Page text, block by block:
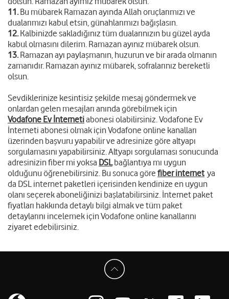
11.Bu mübarek Ramazan ayında Allah oruçlarımızı ve
dualarımızı kabul etsin, günahlarımızı bağışlasın.
12.Kalbinizde sakladığınız tüm dualarınızın bu güzel ayda
kabul olmasını dilerim. Ramazan ayınız mübarek olsun.
13.Ramazan ayı paylaşmanın, huzurun ve bir arada olmanın
zamanıdır. Ramazan ayınız mübarek, sofralarınız bereketli
olsun.
Sevdiklerinize kesintisiz şekilde mesaj göndermek ve
onlardan gelen mesajları anında görebilmek için
Vodafone Ev İnternetiabonesi olabilirsiniz. Vodafone Ev
İnterneti abonesi olmak için Vodafone online kanalları
üzerinden başvuru yapabilir ve adresinize göre altyapı
sorgulamasını yapabilirsiniz. Altyapı sorgulaması sonucunda
adresinizin fiber mi yoksa DSLbağlantıya mı uygun
olduğunu öğrenebilirsiniz. Bu sonuca göre fiber internet ya
da DSL internet paketleri içerisinden kendinize en uygun
olanı seçerek aboneliğinizi başlatabilirsiniz. İnternet paket
fiyatları hakkında detaylı bilgi almak ve tüm paket
detaylarını incelemek için Vodafone online kanallarını
ziyaret edebilirsiniz.